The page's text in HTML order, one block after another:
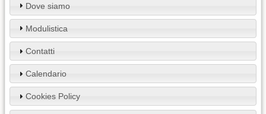
Dove siamo
Modulistica
Contatti
Calendario
Cookies Policy